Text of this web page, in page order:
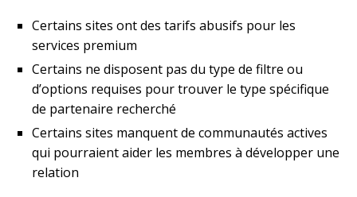
Certains sites ont des tarifs abusifs pour les
services premium
Certains ne disposent pas du type de filtre ou
d’options requises pour trouver le type spécifique
de partenaire recherché
Certains sites manquent de communautés actives
qui pourraient aider les membres à développer une
relation